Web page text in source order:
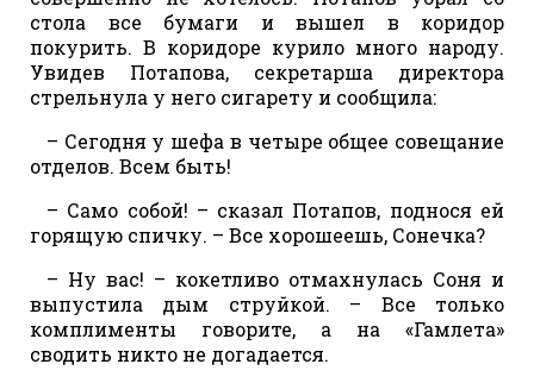
стола все бумаги и вышел в коридор
покурить. В коридоре курило много народу.
Увидев Потапова, секретарша директора
стрельнула у него сигарету и сообщила:
– Сегодня у шефа в четыре общее совещание
отделов. Всем быть!
– Само собой! – сказал Потапов, поднося ей
горящую спичку. – Все хорошеешь, Сонечка?
– Ну вас! – кокетливо отмахнулась Соня и
выпустила дым струйкой. – Все только
комплименты говорите, а на «Гамлета»
сводить никто не догадается.